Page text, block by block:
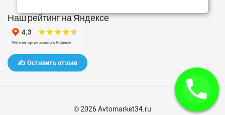
Наш рейтинг на Яндексе
✍️ Оставить отзыв
© 2026 Avtomarket34.ru